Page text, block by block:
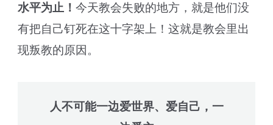
水平为止！今天教会失败的地方，就是他们没
有把自己钉死在这十字架上！这就是教会里出
现叛教的原因。
人不可能一边爱世界、爱自己，一